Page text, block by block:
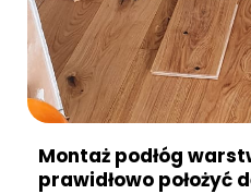
Montaż podłóg
prawidłowo położyć